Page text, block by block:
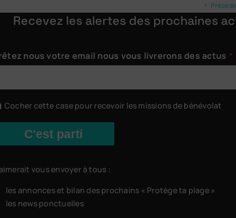
Recevez les alertes des prochaines
nous votre email nous vous livrerons des actus
Cocher cette case pour recevoir les missions de bénévolat
C'est parti
vous envoyer à tous :
les annonces et bilan des prochains « Protège ta plage »
les news ponctuelles